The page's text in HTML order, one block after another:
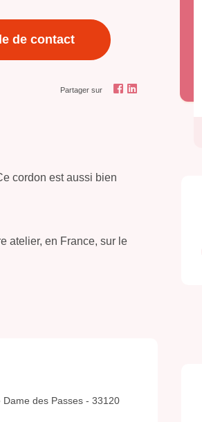
de contact
Partager sur
cordon est aussi bien
atelier, en France, sur le
Dame des Passes - 33120